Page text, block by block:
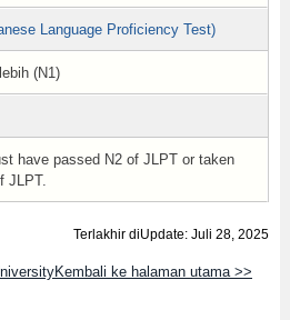
Language Proficiency Test)
(N1)
have passed N2 of JLPT or taken
JLPT.
Terlakhir diUpdate: Juli 28, 2025
ke halaman utama >>